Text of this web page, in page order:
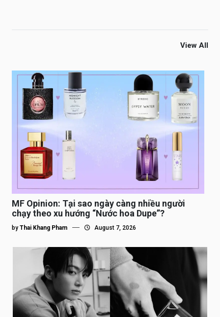
View All
MF Opinion: Tại sao ngày càng nhiều người
chạy theo xu hướng “Nước hoa Dupe”?
by Thai Khang Pham August 7, 2026